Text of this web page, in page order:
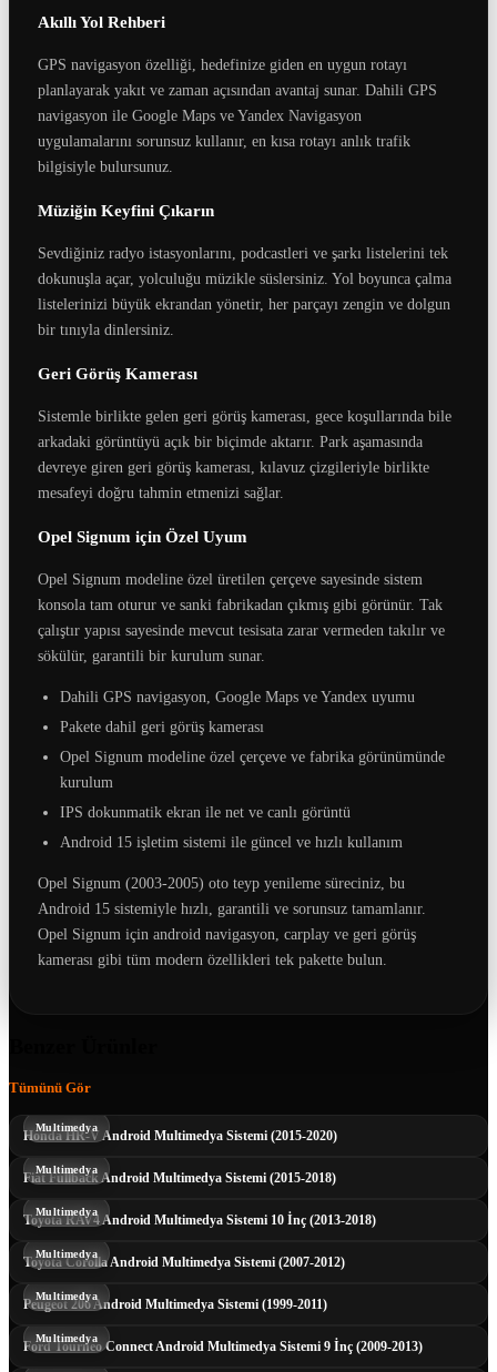
Akıllı Yol Rehberi
GPS navigasyon özelliği, hedefinize giden en uygun rotayı
planlayarak yakıt ve zaman açısından avantaj sunar. Dahili GPS
navigasyon ile Google Maps ve Yandex Navigasyon
uygulamalarını sorunsuz kullanır, en kısa rotayı anlık trafik
bilgisiyle bulursunuz.
Müziğin Keyfini Çıkarın
Sevdiğiniz radyo istasyonlarını, podcastleri ve şarkı listelerini tek
dokunuşla açar, yolculuğu müzikle süslersiniz. Yol boyunca çalma
listelerinizi büyük ekrandan yönetir, her parçayı zengin ve dolgun
bir tınıyla dinlersiniz.
Geri Görüş Kamerası
Sistemle birlikte gelen geri görüş kamerası, gece koşullarında bile
arkadaki görüntüyü açık bir biçimde aktarır. Park aşamasında
devreye giren geri görüş kamerası, kılavuz çizgileriyle birlikte
mesafeyi doğru tahmin etmenizi sağlar.
Opel Signum için Özel Uyum
Opel Signum modeline özel üretilen çerçeve sayesinde sistem
konsola tam oturur ve sanki fabrikadan çıkmış gibi görünür. Tak
çalıştır yapısı sayesinde mevcut tesisata zarar vermeden takılır ve
sökülür, garantili bir kurulum sunar.
Dahili GPS navigasyon, Google Maps ve Yandex uyumu
Pakete dahil geri görüş kamerası
Opel Signum modeline özel çerçeve ve fabrika görünümünde
kurulum
IPS dokunmatik ekran ile net ve canlı görüntü
Android 15 işletim sistemi ile güncel ve hızlı kullanım
Opel Signum (2003-2005) oto teyp yenileme süreciniz, bu
Android 15 sistemiyle hızlı, garantili ve sorunsuz tamamlanır.
Opel Signum için android navigasyon, carplay ve geri görüş
kamerası gibi tüm modern özellikleri tek pakette bulun.
Tümünü Gör
Honda HR-V Android Multimedya Sistemi (2015-2020)
Multimedya
Fiat Fullback Android Multimedya Sistemi (2015-2018)
Multimedya
Toyota RAV4 Android Multimedya Sistemi 10 İnç (2013-2018)
Multimedya
Toyota Corolla Android Multimedya Sistemi (2007-2012)
Multimedya
Peugeot 206 Android Multimedya Sistemi (1999-2011)
Multimedya
Ford Tourneo Connect Android Multimedya Sistemi 9 İnç (2009-2013)
Multimedya